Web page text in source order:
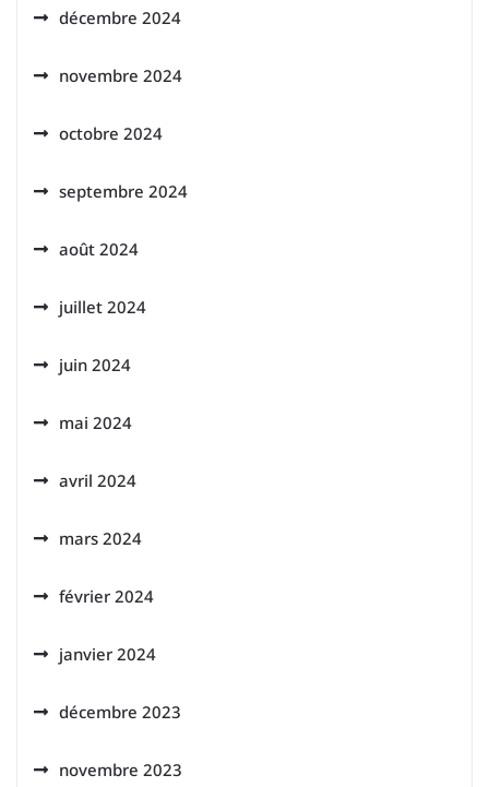
décembre 2024
novembre 2024
octobre 2024
septembre 2024
août 2024
juillet 2024
juin 2024
mai 2024
avril 2024
mars 2024
février 2024
janvier 2024
décembre 2023
novembre 2023